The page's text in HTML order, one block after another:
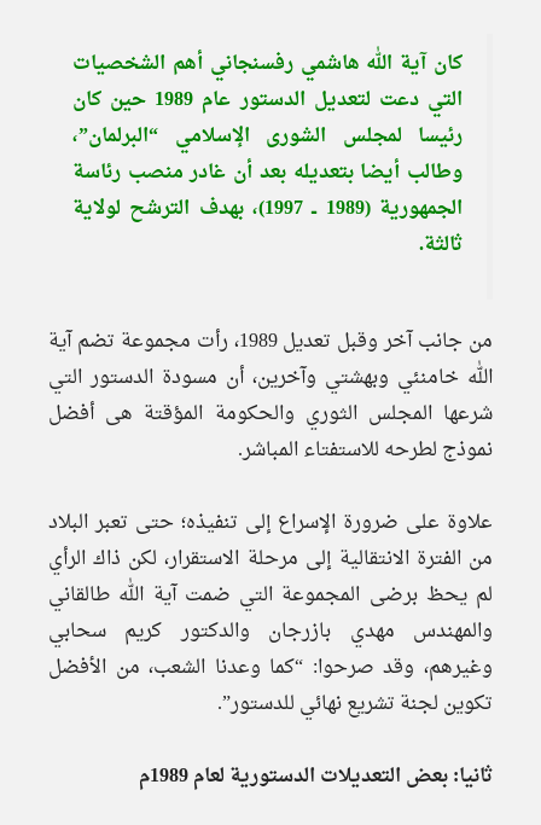
كان آية الله هاشمي رفسنجاني أهم الشخصيات
التي دعت لتعديل الدستور عام 1989 حين كان
رئيسا لمجلس الشورى الإسلامي “البرلمان”،
وطالب أيضا بتعديله بعد أن غادر منصب رئاسة
الجمهورية (1989 ــ 1997)، بهدف الترشح لولاية
ثالثة.
من جانب آخر وقبل تعديل 1989، رأت مجموعة تضم آية
الله خامنئي وبهشتي وآخرين، أن مسودة الدستور التي
شرعها المجلس الثوري والحكومة المؤقتة هى أفضل
نموذج لطرحه للاستفتاء المباشر.
علاوة على ضرورة الإسراع إلى تنفيذه؛ حتى تعبر البلاد
من الفترة الانتقالية إلى مرحلة الاستقرار، لكن ذاك الرأي
لم يحظ برضى المجموعة التي ضمت آية الله طالقاني
والمهندس مهدي بازرجان والدكتور كريم سحابي
وغيرهم، وقد صرحوا: “كما وعدنا الشعب، من الأفضل
تكوين لجنة تشريع نهائي للدستور”.
ثانيا: بعض التعديلات الدستورية لعام 1989م